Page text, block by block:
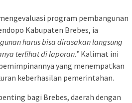
program pembangunan
Kabupaten Brebes, ia
harus bisa dirasakan langsung
terlihat di laporan.” Kalimat ini
yang menempatkan
keberhasilan pemerintahan.
bagi Brebes, daerah dengan